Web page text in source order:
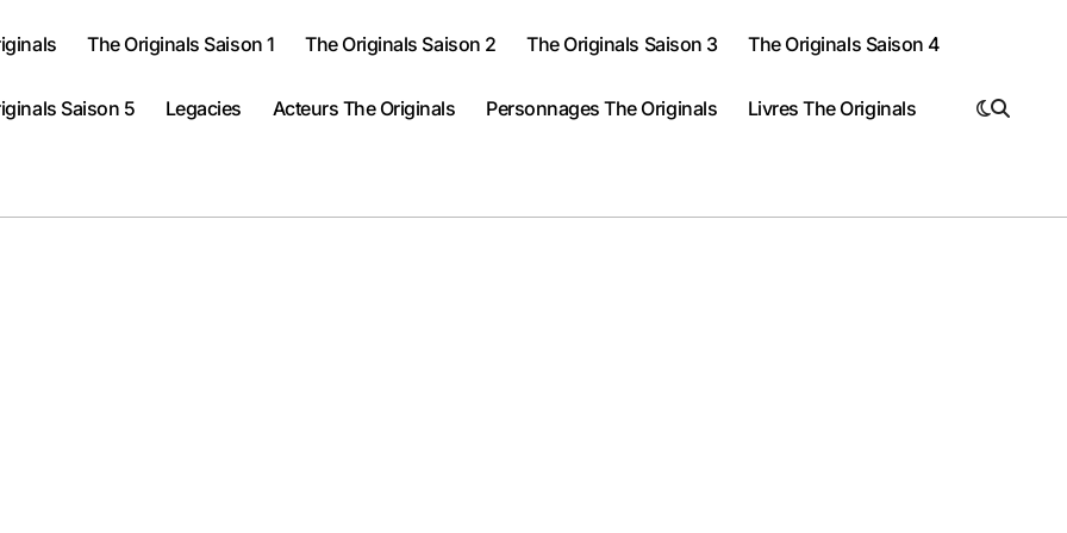
The Originals Saison 1 The Originals Saison 2 The Originals Saison 3 The Originals Saison 4
Saison 5 Legacies Acteurs The Originals Personnages The Originals Livres The Originals